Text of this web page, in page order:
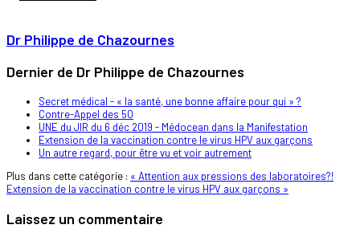
Dr Philippe de Chazournes
Dernier de Dr Philippe de Chazournes
Secret médical - « la santé, une bonne affaire pour qui » ?
Contre-Appel des 50
UNE du JIR du 6 déc 2019 - Médocean dans la Manifestation
Extension de la vaccination contre le virus HPV aux garçons
Un autre regard, pour être vu et voir autrement
Plus dans cette catégorie : « Attention aux pressions des laboratoires?!
Extension de la vaccination contre le virus HPV aux garçons »
Laissez un commentaire